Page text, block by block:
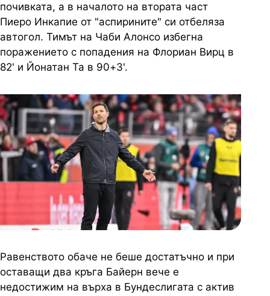
почивката, а в началото на втората част
Пиеро Инкапие от "аспирините" си отбеляза
автогол. Тимът на Чаби Алонсо избегна
поражението с попадения на Флориан Вирц в
82' и Йонатан Та в 90+3'.
Равенството обаче не беше достатъчно и при
оставащи два кръга Байерн вече е
недостижим на върха в Бундеслигата с актив